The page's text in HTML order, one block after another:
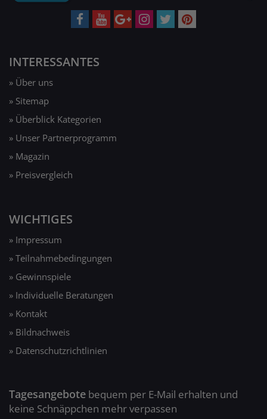
INTERESSANTES
» Über uns
» Sitemap
» Überblick Kategorien
» Unser Partnerprogramm
» Magazin
» Preisvergleich
WICHTIGES
» Impressum
» Teilnahmebedingungen
» Gewinnspiele
» Individuelle Beratungen
» Kontakt
» Bildnachweis
» Datenschutzrichtlinien
Tagesangebote bequem per E-Mail erhalten und
keine Schnäppchen mehr verpassen